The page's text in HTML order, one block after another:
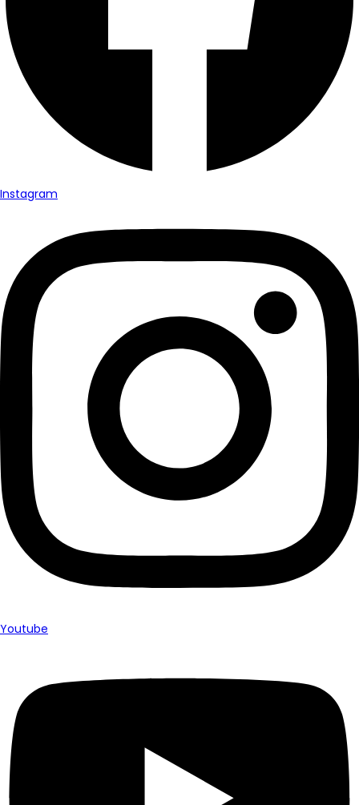
Instagram
Youtube